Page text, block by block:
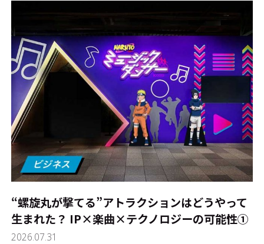
“螺旋丸が撃てる”アトラクションはどうやって
生まれた？ IP×楽曲×テクノロジーの可能性①
2026.07.31